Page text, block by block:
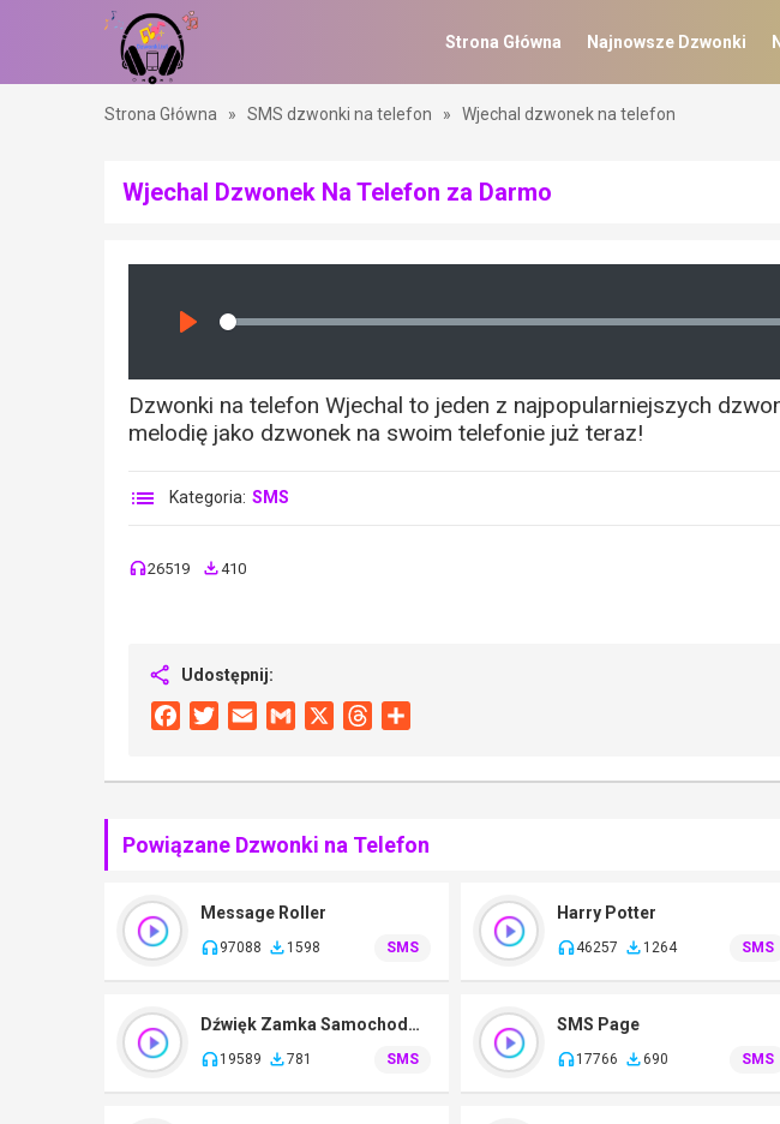
Strona Główna Najnowsze Dzwonki
Strona Główna » SMS dzwonki na telefon » Wjechal dzwonek na telefon
Wjechal Dzwonek Na Telefon za Darmo
Seek
Dzwonki na telefon Wjechal to jeden z najpopularniejszych
melodię jako dzwonek na swoim telefonie już teraz!
Kategoria: SMS
26519 410
Udostępnij:
FacebookTwitterEmail Gmail Threads
Powiązane Dzwonki na Telefon
Message Roller
97088 1598 SMS
Harry Potter
46257 1264 SMS
Dźwięk Zamka Samochodowego
19589 781 SMS
SMS Page
17766 690 SMS